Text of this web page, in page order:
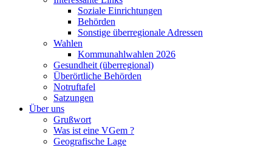
Soziale Einrichtungen
Behörden
Sonstige überregionale Adressen
Wahlen
Kommunahlwahlen 2026
Gesundheit (überregional)
Überörtliche Behörden
Notruftafel
Satzungen
Über uns
Grußwort
Was ist eine VGem ?
Geografische Lage